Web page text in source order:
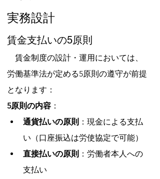
実務設計
賃金支払いの5原則
賃金制度の設計・運用においては、
労働基準法が定める5原則の遵守が前提
となります：
5原則の内容 ：
通貨払いの原則 ：現金による支払
い（口座振込は労使協定で可能）
直接払いの原則 ：労働者本人への
支払い